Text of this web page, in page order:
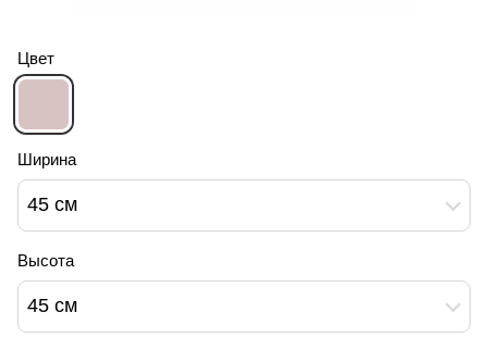
Цвет
Ширина
45 см
Высота
45 см